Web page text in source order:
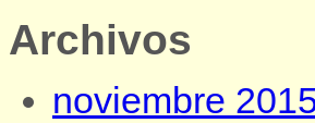
Archivos
noviembre